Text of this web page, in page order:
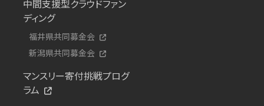
中間支援型クラウドファン
ディング
福井県共同募金会
新潟県共同募金会
マンスリー寄付挑戦プログ
ラム